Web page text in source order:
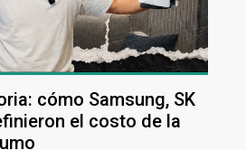
cómo Samsung, SK
el costo de la